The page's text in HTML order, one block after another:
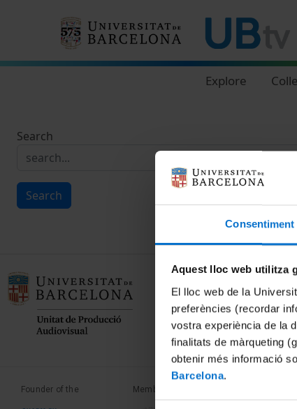
Consentiment
Aquest lloc web utilitza
El lloc web de la
preferències (recordar
vostra experiència de la
finalitats de màrqueting
obtenir més informació
Barcelona.
Explore
Search
Search
Founder of the Member of the